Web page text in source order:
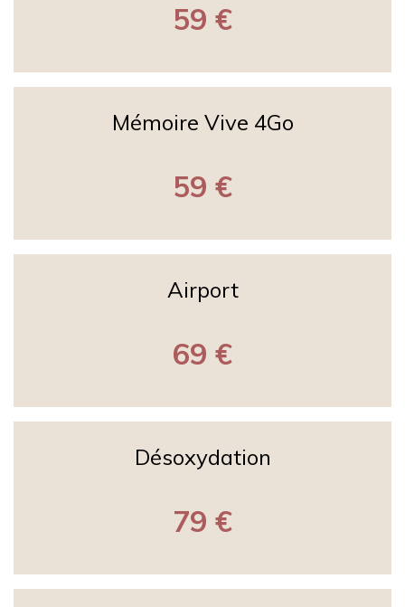
59 €
Mémoire Vive 4Go
59 €
Airport
69 €
Désoxydation
79 €